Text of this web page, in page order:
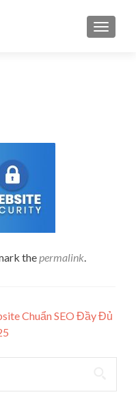
thepermalink.
Chuẩn SEO Đầy Đủ